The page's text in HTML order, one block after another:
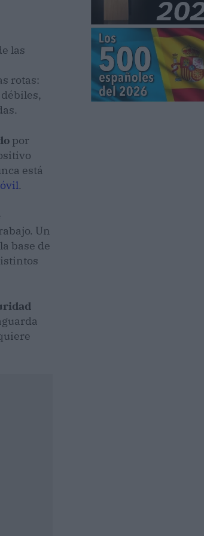
las
rotas:
por
está
.
Un
base de